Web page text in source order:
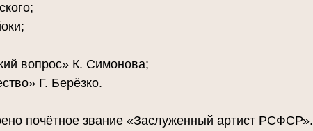
вопрос» К. Симонова;
Г. Берёзко.
почётное звание «Заслуженный артист РСФСР».